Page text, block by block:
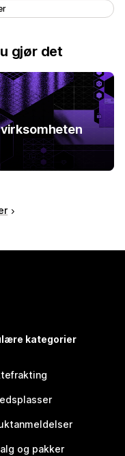
gjør det
kategorier
og pakker